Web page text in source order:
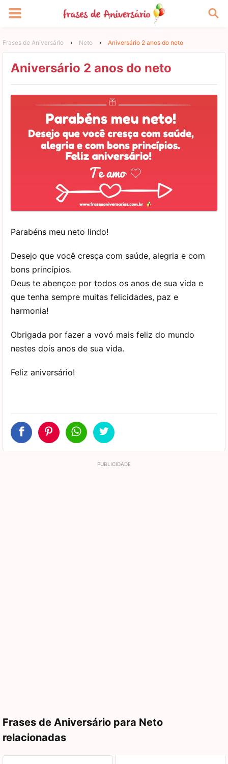
Frases de Aniversário › Neto › Aniversário 2 anos do neto
Aniversário 2 anos do neto
Parabéns meu neto lindo!
Desejo que você cresça com saúde, alegria e com
bons princípios.
Deus te abençoe por todos os anos de sua vida e
que tenha sempre muitas felicidades, paz e
harmonia!
Obrigada por fazer a vovó mais feliz do mundo
nestes dois anos de sua vida.
Feliz aniversário!
Frases de Aniversário para Neto
relacionadas